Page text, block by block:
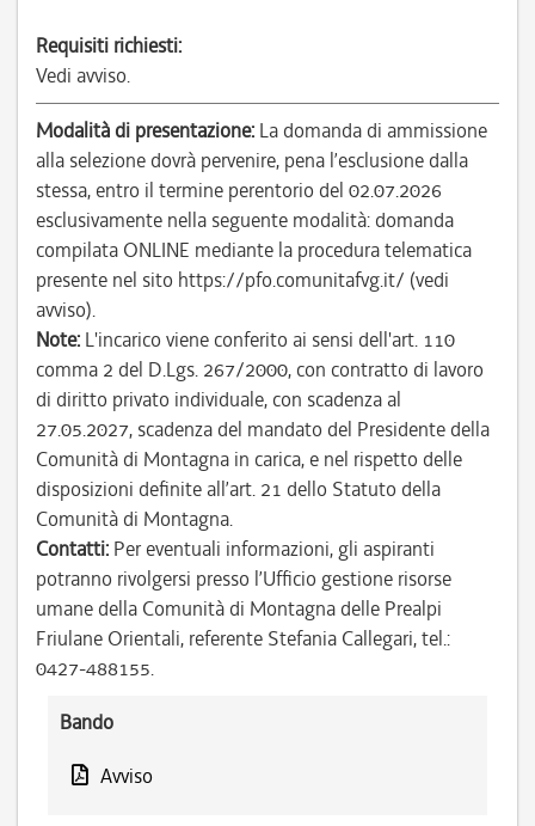
Requisiti richiesti:
Vedi avviso.
Modalità di presentazione: La domanda di ammissione
alla selezione dovrà pervenire, pena l’esclusione dalla
stessa, entro il termine perentorio del 02.07.2026
esclusivamente nella seguente modalità: domanda
compilata ONLINE mediante la procedura telematica
presente nel sito https://pfo.comunitafvg.it/ (vedi
avviso).
Note: L'incarico viene conferito ai sensi dell'art. 110
comma 2 del D.Lgs. 267/2000, con contratto di lavoro
di diritto privato individuale, con scadenza al
27.05.2027, scadenza del mandato del Presidente della
Comunità di Montagna in carica, e nel rispetto delle
disposizioni definite all’art. 21 dello Statuto della
Comunità di Montagna.
Contatti: Per eventuali informazioni, gli aspiranti
potranno rivolgersi presso l’Ufficio gestione risorse
umane della Comunità di Montagna delle Prealpi
Friulane Orientali, referente Stefania Callegari, tel.:
0427-488155.
Bando
Avviso